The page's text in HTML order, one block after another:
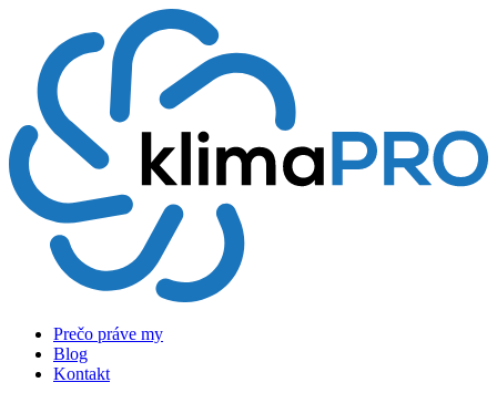
obsah
Prečo práve my
Blog
Kontakt